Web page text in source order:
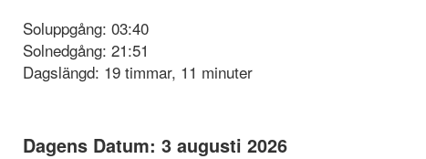
Soluppgång: 03:40
Solnedgång: 21:51
Dagslängd: 19 timmar, 11 minuter
Dagens Datum: 3 augusti 2026